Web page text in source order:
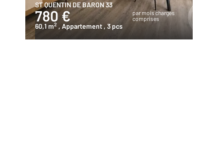
ST QUENTIN DE BARON 33
780 €
par mois charges
comprises
60,1 m2 , Appartement , 3 pcs